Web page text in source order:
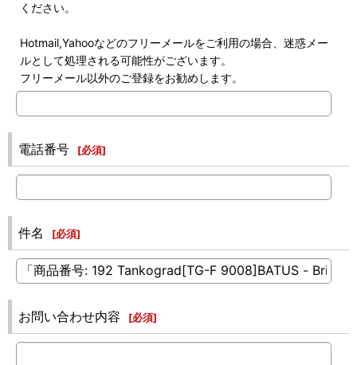
ください。
Hotmail,Yahooなどのフリーメールをご利用の場合、迷惑メー
ルとして処理される可能性がございます。
フリーメール以外のご登録をお勧めします。
電話番号 [必須]
件名 [必須]
お問い合わせ内容 [必須]